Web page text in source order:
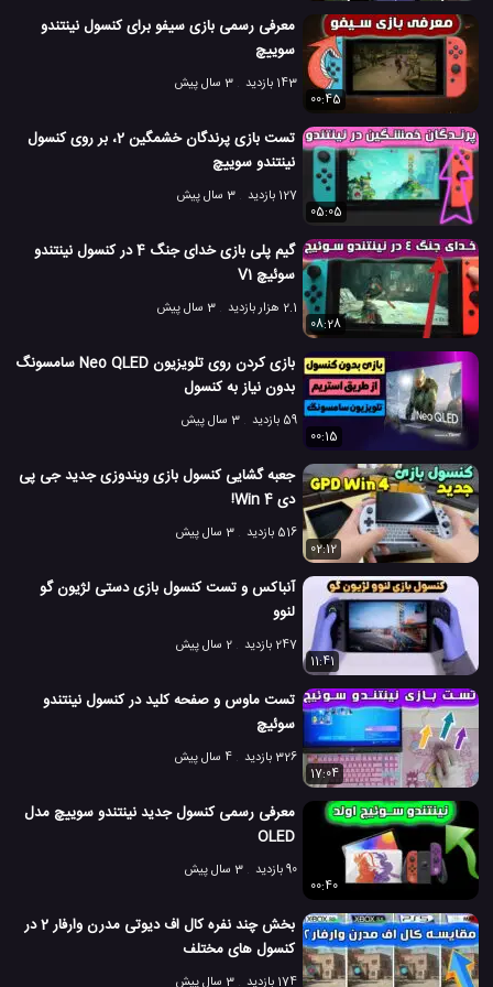
# مقایسه گرافیک بازی در PS3 و PS4
# مقایسه گرافیک بازی در PS4 و PS4 Pro
# مقایسه گرافیک بازی ها
4.8 هزار بازدید
7 سال پیش بازی تکنولوژی ویدئو ویدئو های بازی
معرفی رسمی بازی سیفو برای کنسول نینتندو
سوییچ
143 بازدید
3 سال پیش
00:45
تست بازی پرندگان خشمگین 2، بر روی کنسول
نینتندو سوییچ
127 بازدید
3 سال پیش
05:05
گیم پلی بازی خدای جنگ 4 در کنسول نینتندو
سوئیچ V1
2.1 هزار بازدید
3 سال پیش
08:28
بازی کردن روی تلویزیون Neo QLED سامسونگ
بدون نیاز به کنسول
59 بازدید
3 سال پیش
00:15
جعبه گشایی کنسول بازی ویندوزی جدید جی پی
دی Win 4!
516 بازدید
3 سال پیش
02:12
آنباکس و تست کنسول بازی دستی لژیون گو
لنوو
247 بازدید
2 سال پیش
11:41
تست ماوس و صفحه کلید در کنسول نینتندو
سوئیچ
326 بازدید
4 سال پیش
17:04
معرفی رسمی کنسول جدید نینتندو سوییچ مدل
OLED
90 بازدید
3 سال پیش
00:40
بخش چند نفره کال اف دیوتی مدرن وارفار 2 در
کنسول های مختلف
174 بازدید 3 سال پیش